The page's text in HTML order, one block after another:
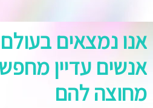
אנו נמצאים
אנשים עדיין
מחוצה להם